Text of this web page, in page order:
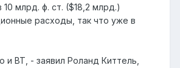
млрд. ф. ст. ($18,2 млрд.)
расходы, так что уже в
BT, - заявил Роланд Киттель,